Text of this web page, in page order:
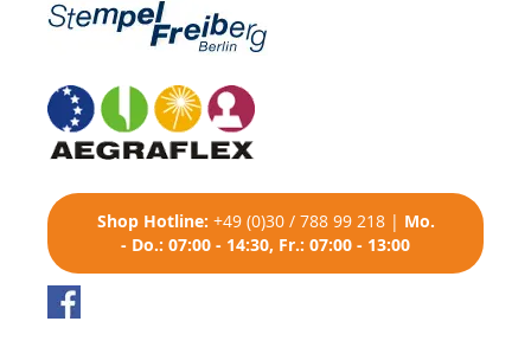
Shop Hotline: +49 (0)30 / 788 99 218| Mo.
- Do.: 07:00 - 14:30, Fr.: 07:00 - 13:00